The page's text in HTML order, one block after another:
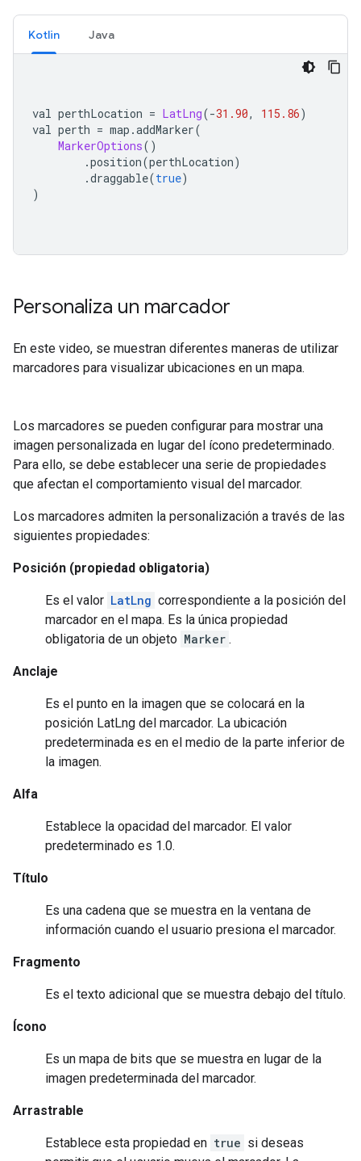
Kotlin Java
val perthLocation = LatLng(-31.90, 115.86)
val perth = map .addMarker(
MarkerOptions()
.position(perthLocation)
.draggable(true)
)
Personaliza un marcador
En este video, se muestran diferentes maneras de utilizar
marcadores para visualizar ubicaciones en un mapa.
Los marcadores se pueden configurar para mostrar una
imagen personalizada en lugar del ícono predeterminado.
Para ello, se debe establecer una serie de propiedades
que afectan el comportamiento visual del marcador.
Los marcadores admiten la personalización a través de las
siguientes propiedades:
Posición (propiedad obligatoria)
Es el valor LatLng correspondiente a la posición del
marcador en el mapa. Es la única propiedad
obligatoria de un objeto Marker .
Anclaje
Es el punto en la imagen que se colocará en la
posición LatLng del marcador. La ubicación
predeterminada es en el medio de la parte inferior de
la imagen.
Alfa
Establece la opacidad del marcador. El valor
predeterminado es 1.0.
Título
Es una cadena que se muestra en la ventana de
información cuando el usuario presiona el marcador.
Fragmento
Es el texto adicional que se muestra debajo del título.
Ícono
Es un mapa de bits que se muestra en lugar de la
imagen predeterminada del marcador.
Arrastrable
Establece esta propiedad en true si deseas